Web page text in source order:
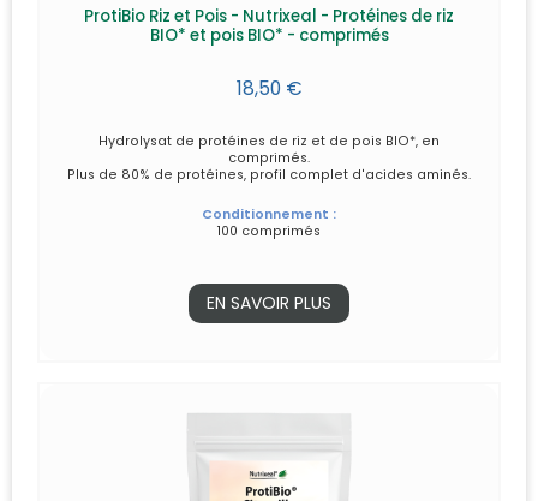
ProtiBio Riz et Pois - Nutrixeal - Protéines de riz
BIO* et pois BIO* - comprimés
18,50 €
Hydrolysat de protéines de riz et de pois BIO*, en
comprimés.
Plus de 80% de protéines, profil complet d'acides aminés.
Conditionnement :
100 comprimés
EN SAVOIR PLUS